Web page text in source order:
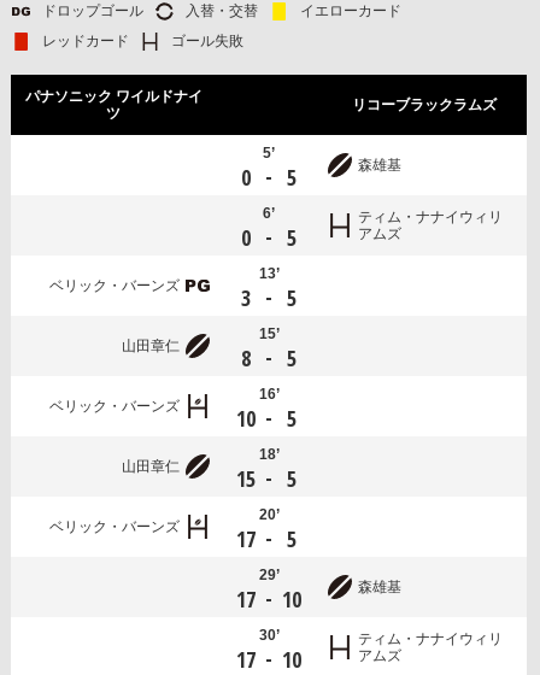
ドロップゴール
入替・交替
イエローカード
レッドカード
ゴール失敗
パナソニック ワイルドナイ
ツ
リコーブラックラムズ
5’
0 - 5 森雄基
6’
0 - 5
ティム・ナナイウィリ
アムズ
ベリック・バーンズ
13’
3 - 5
山田章仁
15’
8 - 5
ベリック・バーンズ
16’
10 - 5
山田章仁
18’
15 - 5
ベリック・バーンズ
20’
17 - 5
29’
17 - 10 森雄基
30’
17 - 10
ティム・ナナイウィリ
アムズ